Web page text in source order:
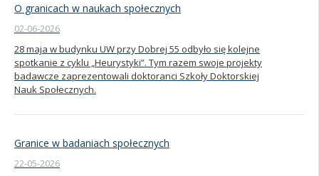
Kandydat
Absolwent
O granicach w naukach społecznych
02-06-2026
28 maja w budynku UW przy Dobrej 55 odbyło się kolejne
spotkanie z cyklu „Heurystyki”. Tym razem swoje projekty
badawcze zaprezentowali doktoranci Szkoły Doktorskiej
Nauk Społecznych.
Granice w badaniach społecznych
22-05-2026